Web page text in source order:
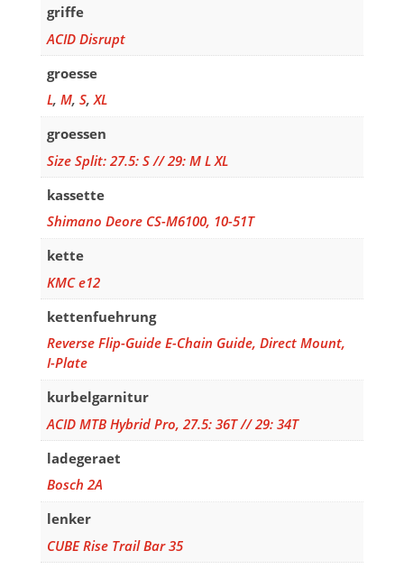
griffe
ACID Disrupt
groesse
L,M,S,XL
groessen
Size Split: 27.5: S // 29: M L XL
kassette
Shimano Deore CS-M6100, 10-51T
kette
KMC e12
kettenfuehrung
Reverse Flip-Guide E-Chain Guide, Direct Mount,
I-Plate
kurbelgarnitur
ACID MTB Hybrid Pro, 27.5: 36T // 29: 34T
ladegeraet
Bosch 2A
lenker
CUBE Rise Trail Bar 35